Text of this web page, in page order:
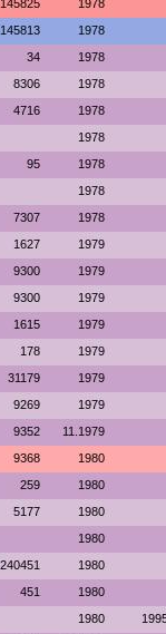
145825 1978
145813 1978
34 1978
8306 1978
4716 1978
1978
95 1978
1978
7307 1978
1627 1979
9300 1979
9300 1979
1615 1979
178 1979
31179 1979
9269 1979
9352 11.1979
9368 1980
259 1980
5177 1980
1980
240451 1980
451 1980
1980